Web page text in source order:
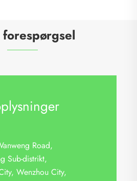
forespørgsel
Road,
Sub-distrikt,
Wenzhou City,